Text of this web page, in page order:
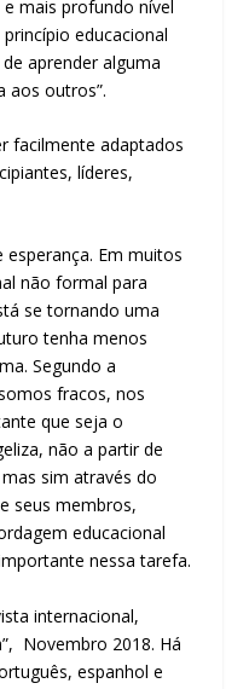
mais profundo nível
educacional
aprender alguma
aos outros”.
facilmente adaptados
líderes,
esperança. Em muitos
não formal para
se tornando uma
tenha menos
Segundo a
fracos, nos
que seja o
não a partir de
sim através do
seus membros,
educacional
nessa tarefa.
internacional,
Novembro 2018. Há
espanhol e